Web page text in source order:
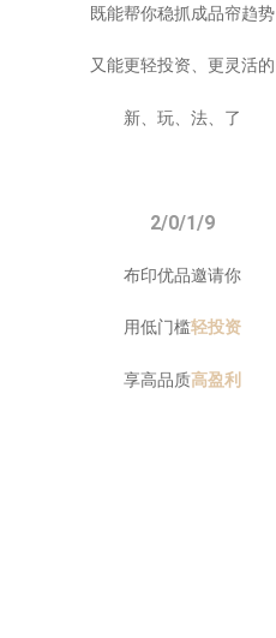
既能帮你稳抓成品帘趋势
又能更轻投资、更灵活的
新、玩、法、了
2/0/1/9
布印优品邀请你
用低门槛轻投资
享高品质高盈利